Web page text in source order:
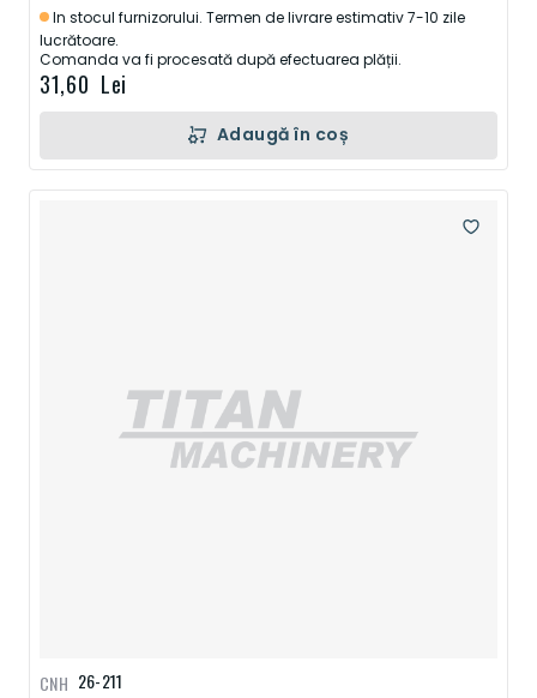
In stocul furnizorului. Termen de livrare estimativ 7-10 zile
lucrătoare.
Comanda va fi procesată după efectuarea plății.
31,60 Lei
Adaugă în coș
26-211
CNH